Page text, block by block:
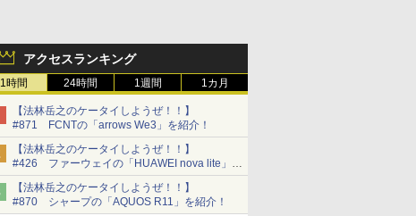
アクセスランキング
1時間 24時間 1週間 1カ月
【法林岳之のケータイしようぜ！！】
#871 FCNTの「arrows We3」を紹介！
【法林岳之のケータイしようぜ！！】
#426 ファーウェイの「HUAWEI nova lite」を
紹介！
【法林岳之のケータイしようぜ！！】
#870 シャープの「AQUOS R11」を紹介！